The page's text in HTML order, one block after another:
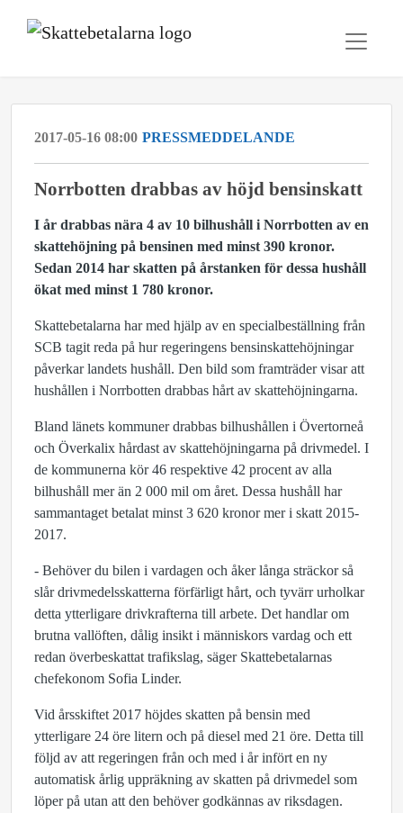
2017-05-16 08:00 PRESSMEDDELANDE
Norrbotten drabbas av höjd bensinskatt
I år drabbas nära 4 av 10 bilhushåll i Norrbotten av en
skattehöjning på bensinen med minst 390 kronor.
Sedan 2014 har skatten på årstanken för dessa hushåll
ökat med minst 1 780 kronor.
Skattebetalarna har med hjälp av en specialbeställning från
SCB tagit reda på hur regeringens bensinskattehöjningar
påverkar landets hushåll. Den bild som framträder visar att
hushållen i Norrbotten drabbas hårt av skattehöjningarna.
Bland länets kommuner drabbas bilhushållen i Övertorneå
och Överkalix hårdast av skattehöjningarna på drivmedel. I
de kommunerna kör 46 respektive 42 procent av alla
bilhushåll mer än 2 000 mil om året. Dessa hushåll har
sammantaget betalat minst 3 620 kronor mer i skatt 2015-
2017.
- Behöver du bilen i vardagen och åker långa sträckor så
slår drivmedelsskatterna förfärligt hårt, och tyvärr urholkar
detta ytterligare drivkrafterna till arbete. Det handlar om
brutna vallöften, dålig insikt i människors vardag och ett
redan överbeskattat trafikslag, säger Skattebetalarnas
chefekonom Sofia Linder.
Vid årsskiftet 2017 höjdes skatten på bensin med
ytterligare 24 öre litern och på diesel med 21 öre. Detta till
följd av att regeringen från och med i år infört en ny
automatisk årlig uppräkning av skatten på drivmedel som
löper på utan att den behöver godkännas av riksdagen.